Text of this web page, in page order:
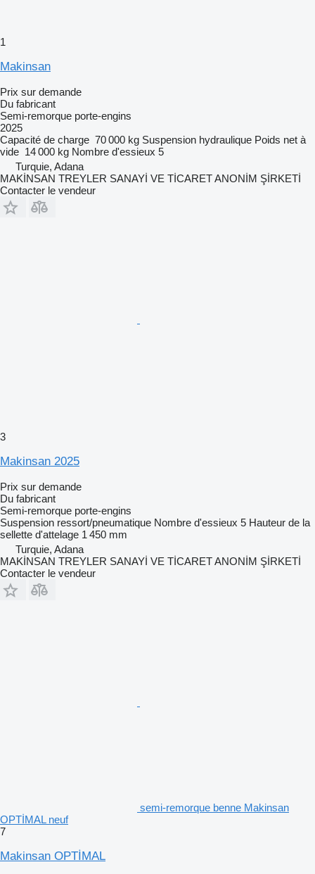
1
Makinsan
Prix sur demande
Du fabricant
Semi-remorque porte-engins
2025
Capacité de charge 70 000 kg Suspension hydraulique Poids net à
vide 14 000 kg Nombre d'essieux 5
Turquie, Adana
MAKİNSAN TREYLER SANAYİ VE TİCARET ANONİM ŞİRKETİ
Contacter le vendeur
3
Makinsan 2025
Prix sur demande
Du fabricant
Semi-remorque porte-engins
Suspension ressort/pneumatique Nombre d'essieux 5 Hauteur de la
sellette d'attelage 1 450 mm
Turquie, Adana
MAKİNSAN TREYLER SANAYİ VE TİCARET ANONİM ŞİRKETİ
Contacter le vendeur
semi-remorque benne Makinsan
OPTİMAL neuf
7
Makinsan OPTİMAL